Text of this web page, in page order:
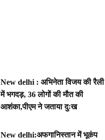
New delhi : अभिनेता विजय की रैली
में भगदड़, 36 लोगों की मौत की
आशंका,पीएम ने जताया दुःख
New delhi:अफगानिस्तान में भूकंप